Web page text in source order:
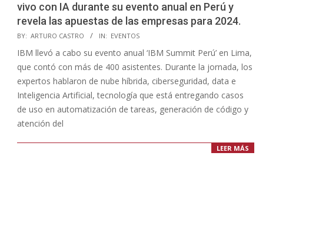
vivo con IA durante su evento anual en Perú y
revela las apuestas de las empresas para 2024.
2023-
11-
15
BY: ARTURO CASTRO IN: EVENTOS
IBM llevó a cabo su evento anual ‘IBM Summit Perú’ en Lima,
que contó con más de 400 asistentes. Durante la jornada, los
expertos hablaron de nube híbrida, ciberseguridad, data e
Inteligencia Artificial, tecnología que está entregando casos
de uso en automatización de tareas, generación de código y
atención del
LEER MÁS